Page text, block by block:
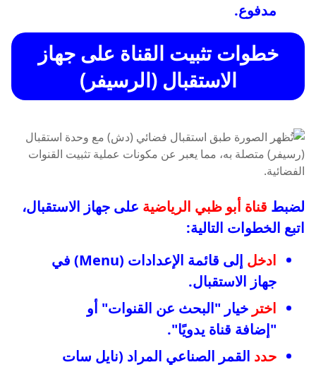
مدفوع.
خطوات تثبيت القناة على جهاز
الاستقبال (الرسيفر)
لضبط قناة أبو ظبي الرياضية على جهاز الاستقبال،
اتبع الخطوات التالية:
ادخل
إلى قائمة الإعدادات (Menu) في
جهاز الاستقبال.
اختر خيار "البحث عن القنوات" أو
"إضافة قناة يدويًا".
حدد القمر الصناعي المراد (نايل سات